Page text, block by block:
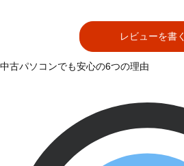
レビューを書く
中古パソコンでも安心の6つの理由